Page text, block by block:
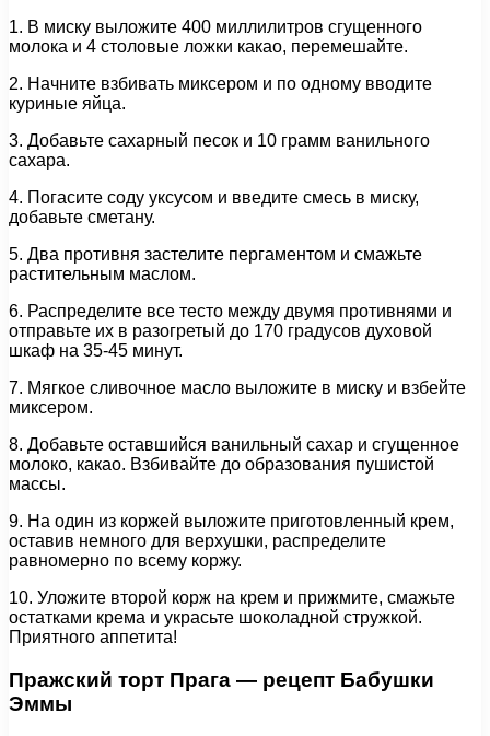
1. В миску выложите 400 миллилитров сгущенного
молока и 4 столовые ложки какао, перемешайте.
2. Начните взбивать миксером и по одному вводите
куриные яйца.
3. Добавьте сахарный песок и 10 грамм ванильного
сахара.
4. Погасите соду уксусом и введите смесь в миску,
добавьте сметану.
5. Два противня застелите пергаментом и смажьте
растительным маслом.
6. Распределите все тесто между двумя противнями и
отправьте их в разогретый до 170 градусов духовой
шкаф на 35-45 минут.
7. Мягкое сливочное масло выложите в миску и взбейте
миксером.
8. Добавьте оставшийся ванильный сахар и сгущенное
молоко, какао. Взбивайте до образования пушистой
массы.
9. На один из коржей выложите приготовленный крем,
оставив немного для верхушки, распределите
равномерно по всему коржу.
10. Уложите второй корж на крем и прижмите, смажьте
остатками крема и украсьте шоколадной стружкой.
Приятного аппетита!
Пражский торт Прага — рецепт Бабушки
Эммы